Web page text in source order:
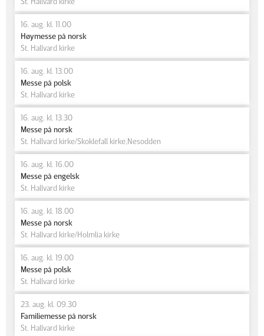
16. aug. kl. 11.00
Høymesse på norsk
St. Hallvard kirke
16. aug. kl. 13.00
Messe på polsk
St. Hallvard kirke
16. aug. kl. 13.30
Messe på norsk
St. Hallvard kirke/Skoklefall kirke,Nesodden
16. aug. kl. 16.00
Messe på engelsk
St. Hallvard kirke
16. aug. kl. 18.00
Messe på norsk
St. Hallvard kirke/Holmlia kirke
16. aug. kl. 19.00
Messe på polsk
St. Hallvard kirke
23. aug. kl. 09.30
Familiemesse på norsk
St. Hallvard kirke